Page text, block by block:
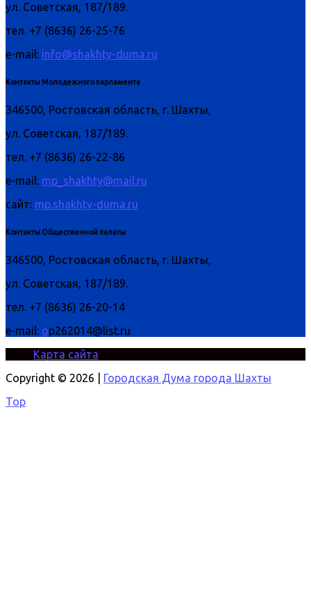
ул. Советская, 187/189.
тел. +7 (8636) 26-25-76
e-mail: info@shakhty-duma.ru
Контакты Молодежного парламента
346500, Ростовская область, г. Шахты,
ул. Советская, 187/189.
тел. +7 (8636) 26-22-86
e-mail: mp_shakhty@mail.ru
сайт: mp.shakhty-duma.ru
Контакты Общественной палаты
346500, Ростовская область, г. Шахты,
ул. Советская, 187/189.
тел. +7 (8636) 26-20-14
e-mail: op262014@list.ru
Карта сайта
Copyright © 2026 |
Городская Дума города Шахты
Top